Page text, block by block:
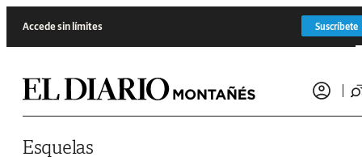
Accede sin límites Suscríbete
Esquelas